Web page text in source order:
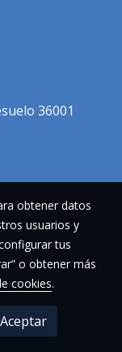
36001
obtener datos
usuarios y
tus
o obtener más
cookies.
Aceptar